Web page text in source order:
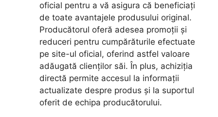
oficial pentru a vă asigura că beneficiați
de toate avantajele produsului original.
Producătorul oferă adesea promoții și
reduceri pentru cumpărăturile efectuate
pe site-ul oficial, oferind astfel valoare
adăugată clienților săi. În plus, achiziția
directă permite accesul la informații
actualizate despre produs și la suportul
oferit de echipa producătorului.